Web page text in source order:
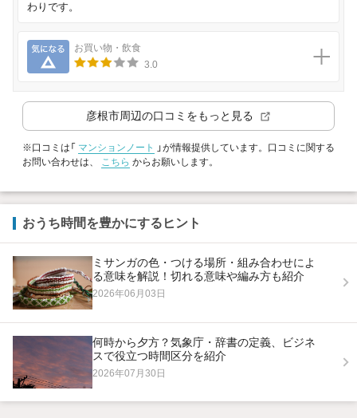
わりです。
気になる
お買い物・飲食
3.0
彦根市周辺の口コミをもっと見る
※口コミは「 マンションノート
」が情報提供しています。口コミに関する
お問い合わせは、 こちら からお願いします。
おうち時間を豊かにするヒント
ミサンガの色・つける場所・組み合わせによ
る意味を解説！切れる意味や編み方も紹介
2026年06月03日
何時から夕方？気象庁・辞書の定義、ビジネ
スで役立つ時間区分を紹介
2026年07月30日